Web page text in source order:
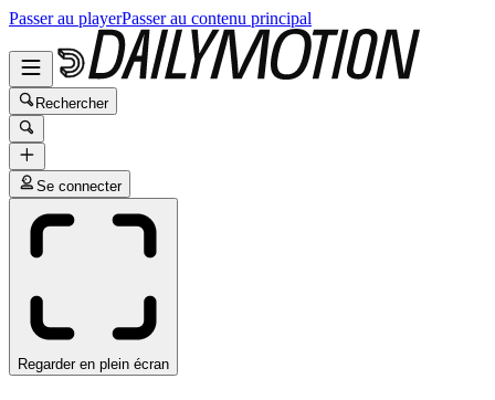
Passer au playerPasser au contenu principal
Rechercher
Se connecter
Regarder en plein écran